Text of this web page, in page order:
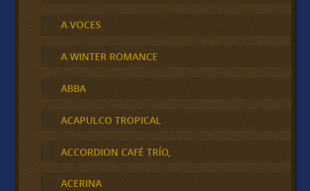
A VOCES
A WINTER ROMANCE
ABBA
ACAPULCO TROPICAL
ACCORDION CAFÉ TRÍO,
ACERINA